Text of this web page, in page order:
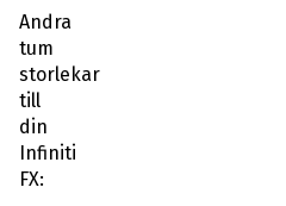
Andra
tum
storlekar
till
din
Infiniti
FX: